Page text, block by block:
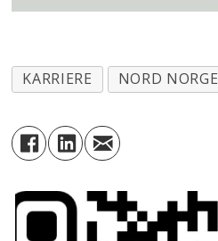
KARRIERE NORD NORGE